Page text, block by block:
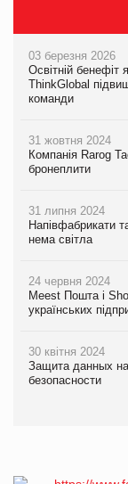
03 березня 2026
Освітній бенефіт
ThinkGlobal
команди
31 жовтня 2024
Компанія Rarog
бронеплити
31 липня 2024
Напівфабрикати
нема світла
24 червня 2024
Meest Пошта і
українських
30 квітня 2024
Защита данных
безопасности